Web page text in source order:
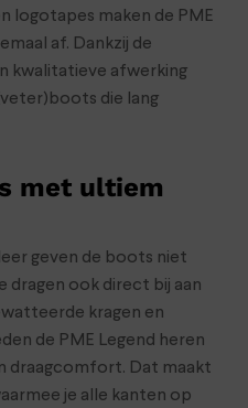
logotapes maken de PME
af. Dankzij de
kwalitatieve afwerking
die lang
met ultiem
geven de boots niet
dragen ook direct bij aan
kragen en
de PME Legend heren
draagcomfort. Dat maakt
je alle kanten op